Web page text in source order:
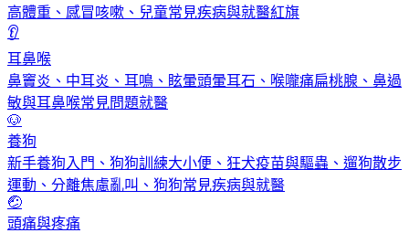
高體重、感冒咳嗽、兒童常見疾病與就醫紅旗
👂
耳鼻喉
鼻竇炎、中耳炎、耳鳴、眩暈頭暈耳石、喉嚨痛扁桃腺、鼻過
敏與耳鼻喉常見問題就醫
🐶
養狗
新手養狗入門、狗狗訓練大小便、狂犬疫苗與驅蟲、遛狗散步
運動、分離焦慮亂叫、狗狗常見疾病與就醫
🤕
頭痛與疼痛